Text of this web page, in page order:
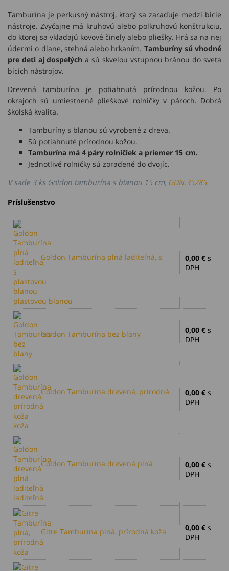
Tamburína je perkusný nástroj, ktorý sa zaraďuje medzi bicie
nástroje. Zvyčajne má kruhovú alebo polkruhovú konštrukciu,
do ktorej sa vkladajú kovové činely alebo pliešky. Hrá sa na nej
údermi o dlane, stehná alebo hrkaním. Tamburíny sú vhodné
pre deti aj dospelých a sú skvelou vstupnou bránou do sveta
bicích nástrojov.
Drevená tamburína je potiahnutá prírodnou kožou. Po
okrajoch sú umiestnené plieškové rolničky v pároch. Dobrá
školská kvalita.
Tamburíny s blanou sú vyrobené z dreva.
Sú potiahnuté prírodnou kožou.
Tamburína má 4 páry rolničiek a priemer 15 cm.
Jednotlivé rolničky sú zoradené do dvojíc.
V sade 3 ks Goldon tamburína s blanou 15 cm, GDN.35285.
Príslušenstvo
Goldon Tamburína plná laditeľná, s
plastovou blanou
0,00 € s
DPH
Goldon Tamburína bez blany 0,00 € s
DPH
Goldon Tamburína drevená, prírodná
koža
0,00 € s
DPH
Goldon Tamburína drevená plná
laditeľná
0,00 € s
DPH
Gitre Tamburína plná, prírodná koža 0,00 € s
DPH